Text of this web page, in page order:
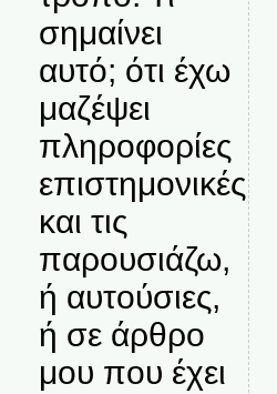
σημαίνει
αυτό; ότι έχω
μαζέψει
πληροφορίες
επιστημονικές
και τις
παρουσιάζω,
ή αυτούσιες,
ή σε άρθρο
μου που έχει